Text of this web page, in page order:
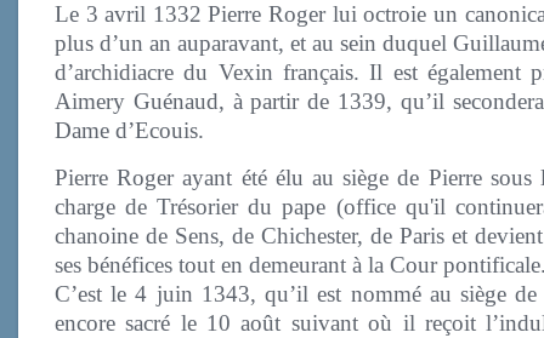
Le 3 avril 1332 Pierre Roger lui octroie un
plus d’un an auparavant, et au sein duquel
d’archidiacre du Vexin français. Il est également
Aimery Guénaud, à partir de 1339, qu’il
Dame d’Ecouis.
Pierre Roger ayant été élu au siège de Pierre
charge de Trésorier du pape (office qu'il
chanoine de Sens, de Chichester, de Paris et
ses bénéfices tout en demeurant à la Cour
C’est le 4 juin 1343, qu’il est nommé au siège
encore sacré le 10 août suivant où il reçoit